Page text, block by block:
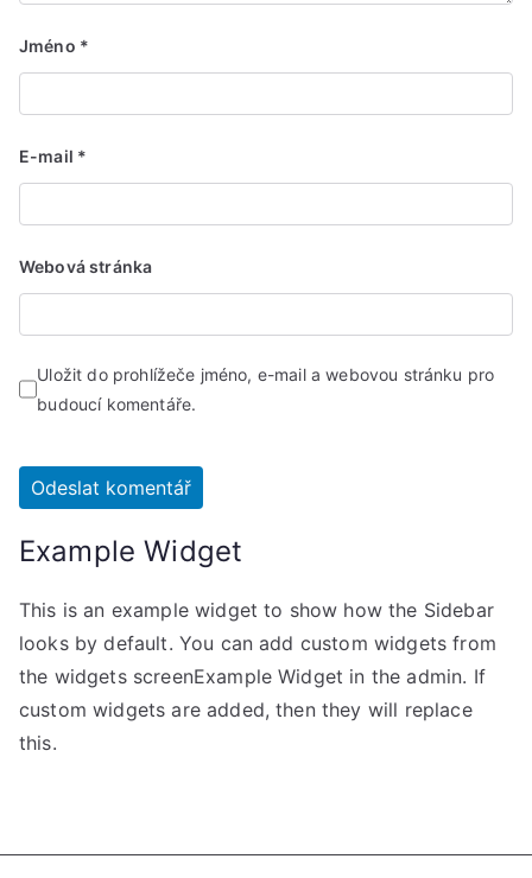
Jméno *
E-mail *
Webová stránka
Uložit do prohlížeče jméno, e-mail a webovou stránku pro
budoucí komentáře.
Example Widget
This is an example widget to show how the Sidebar
looks by default. You can add custom widgets from
the widgets screenExample Widget in the admin. If
custom widgets are added, then they will replace
this.